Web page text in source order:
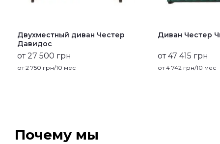
Двухместный диван Честер
Давидос
от 27 500 грн
от2 750 грн/10 мес
Диван Честер
от 47 415 грн
от4 742 грн/10 мес
Почему мы